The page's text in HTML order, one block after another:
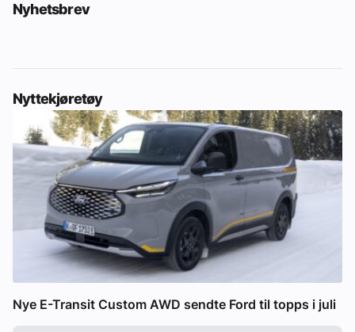
Nyhetsbrev
Nyttekjøretøy
Nye E-Transit Custom AWD sendte Ford til topps i juli